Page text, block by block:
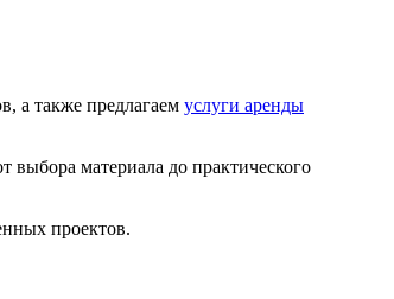
а также предлагаем услуги аренды
выбора материала до практического
проектов.